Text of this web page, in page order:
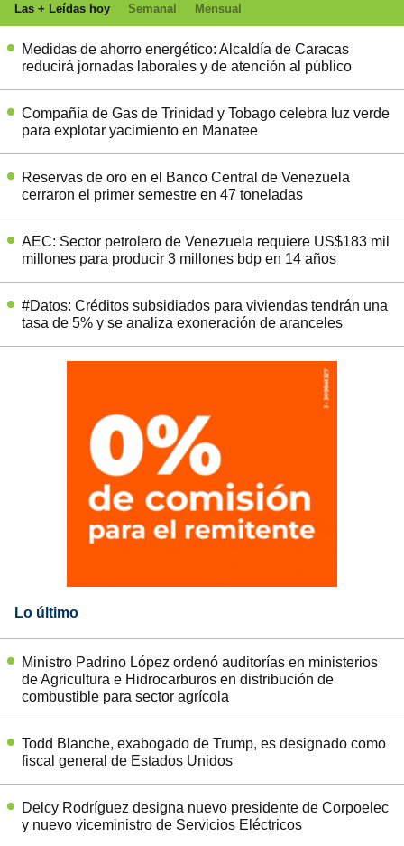
Las + Leídas hoy Semanal Mensual
Medidas de ahorro energético: Alcaldía de Caracas
reducirá jornadas laborales y de atención al público
Compañía de Gas de Trinidad y Tobago celebra luz verde
para explotar yacimiento en Manatee
Reservas de oro en el Banco Central de Venezuela
cerraron el primer semestre en 47 toneladas
AEC: Sector petrolero de Venezuela requiere US$183 mil
millones para producir 3 millones bdp en 14 años
#Datos: Créditos subsidiados para viviendas tendrán una
tasa de 5% y se analiza exoneración de aranceles
Lo último
Ministro Padrino López ordenó auditorías en ministerios
de Agricultura e Hidrocarburos en distribución de
combustible para sector agrícola
Todd Blanche, exabogado de Trump, es designado como
fiscal general de Estados Unidos
Delcy Rodríguez designa nuevo presidente de Corpoelec
y nuevo viceministro de Servicios Eléctricos